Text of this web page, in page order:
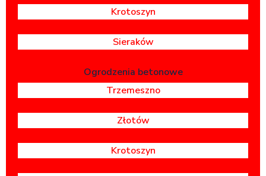
Krotoszyn
Sieraków
Ogrodzenia betonowe
Trzemeszno
Złotów
Krotoszyn